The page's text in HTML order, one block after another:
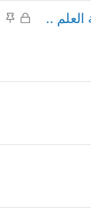
م
م
..